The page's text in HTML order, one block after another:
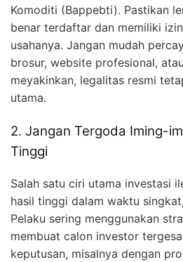
Komoditi (Bappebti). Pastikan
benar terdaftar dan memiliki
usahanya. Jangan mudah
brosur, website profesional,
meyakinkan, legalitas resmi
utama.
2. Jangan Tergoda Iming-
Tinggi
Salah satu ciri utama investasi
hasil tinggi dalam waktu
Pelaku sering menggunakan
membuat calon investor
keputusan, misalnya dengan